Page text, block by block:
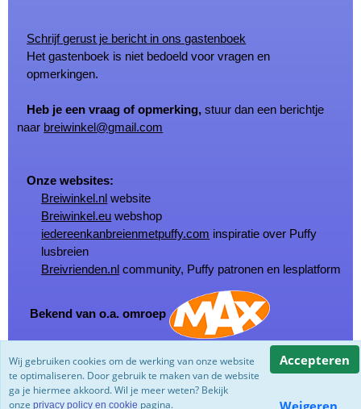
Schrijf gerust je bericht in ons gastenboek
Het gastenboek is niet bedoeld voor vragen en
opmerkingen.
Heb je een vraag of opmerking, stuur dan een berichtje
naar breiwinkel@gmail.com
Onze websites:
Breiwinkel.nl website
Breiwinkel.eu webshop
iedereenkanbreienmetpuffy.com inspiratie over Puffy
lusbreien
Breivrienden.nl community, Puffy patronen en lesplatform
Bekend van o.a. omroep
© Copyright Breiwinkel.nl 2002 - 2026
Powered by
Wij gebruiken cookies om de werking van onze website
te optimaliseren. Door gebruik te maken van de website
ga je hiermee akkoord. Wil je meer weten? Bekijk
onze privacy policy en cookie pagina.
Accepteren